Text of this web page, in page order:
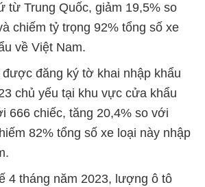
từ Trung Quốc, giảm 19,5% so
chiếm tỷ trọng 92% tổng số xe
về Việt Nam.
đăng ký tờ khai nhập khẩu
chủ yếu tại khu vực cửa khẩu
666 chiếc, tăng 20,4% so với
82% tổng số xe loại này nhập
4 tháng năm 2023, lượng ô tô